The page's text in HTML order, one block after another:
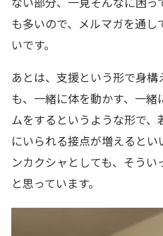
も多いので、メルマガを通
いです。
あとは、支援という形で身
も、一緒に体を動かす、一
ムをするというような形で
にいられる接点が増えると
ンカクシャとしても、そう
と思っています。